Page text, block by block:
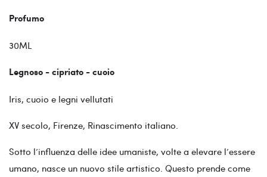
Profumo
30ML
Legnoso - cipriato - cuoio
Iris, cuoio e legni vellutati
XV secolo, Firenze, Rinascimento italiano.
Sotto l’influenza delle idee umaniste, volte a elevare l’essere
umano, nasce un nuovo stile artistico. Questo prende come